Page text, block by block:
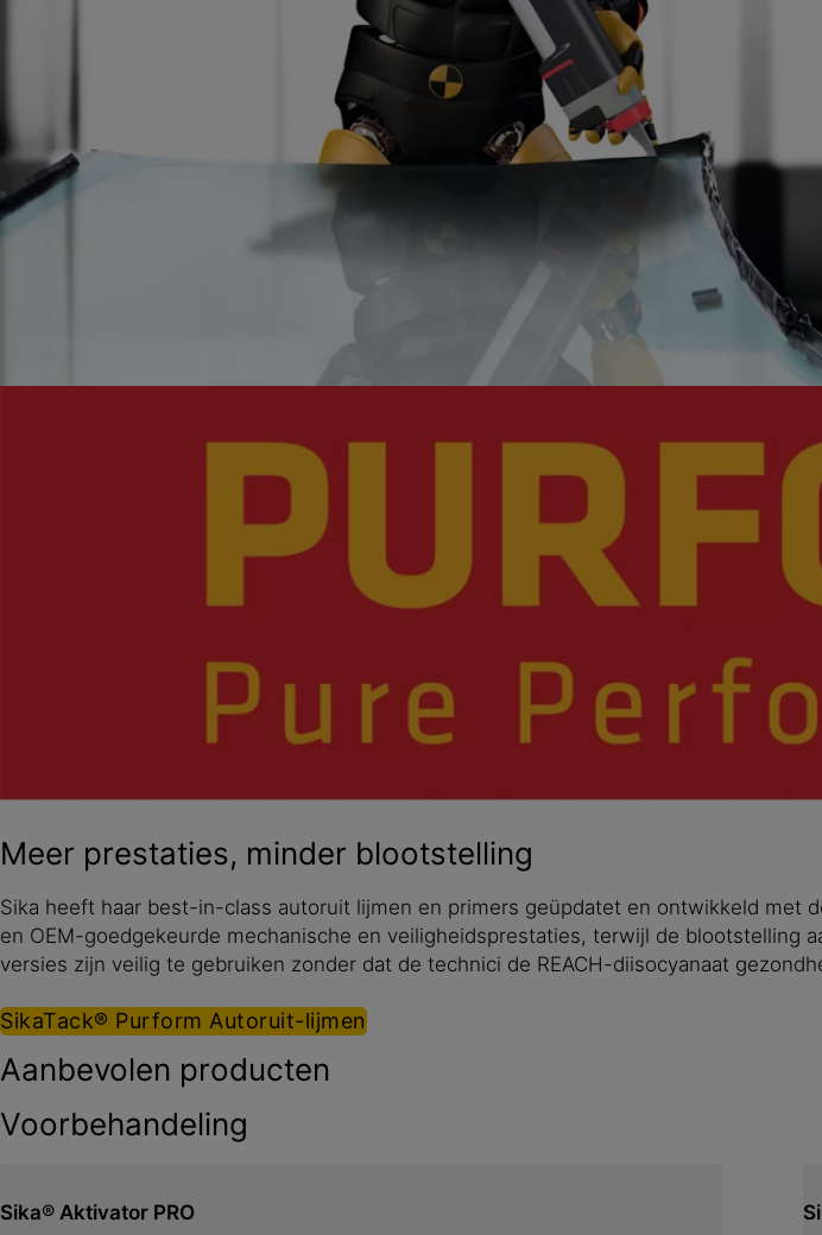
Meer prestaties, minder blootstelling
Sika heeft haar best-in-class autoruit lijmen en primers geüpdatet en ontwikkeld
en OEM-goedgekeurde mechanische en veiligheidsprestaties, terwijl de
versies zijn veilig te gebruiken zonder dat de technici de REACH-diisocyanaat
SikaTack® Purform Autoruit-lijmen
Aanbevolen producten
Voorbehandeling
Sika® Aktivator PRO